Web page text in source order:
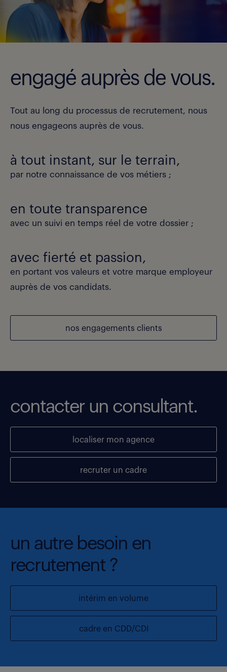
engagé auprès de vous.
Tout au long du processus de recrutement, nous
nous engageons auprès de vous.
à tout instant, sur le terrain,
par notre connaissance de vos métiers ;
en toute transparence
avec un suivi en temps réel de votre dossier ;
avec fierté et passion,
en portant vos valeurs et votre marque employeur
auprès de vos candidats.
nos engagements clients
contacter un consultant.
localiser mon agence
recruter un cadre
un autre besoin en
recrutement ?
intérim en volume
cadre en CDD/CDI